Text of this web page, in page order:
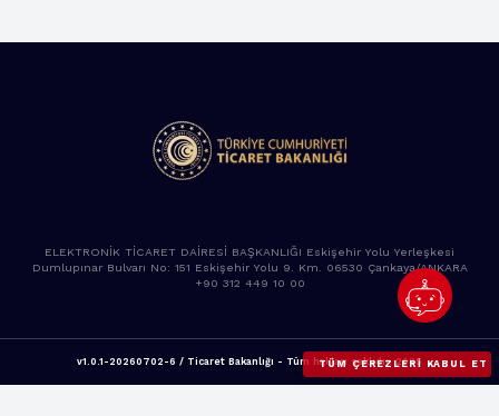
ELEKTRONİK TİCARET DAİRESİ BAŞKANLIĞI Eskişehir Yolu Yerleşkesi
Dumlupınar Bulvarı No: 151 Eskişehir Yolu 9. Km. 06530 Çankaya/ANKARA
+90 312 449 10 00
v1.0.1-20260702-6 / Ticaret Bakanlığı - Tüm hakları saklıdır. 2025
TÜM ÇEREZLERI KABUL ET